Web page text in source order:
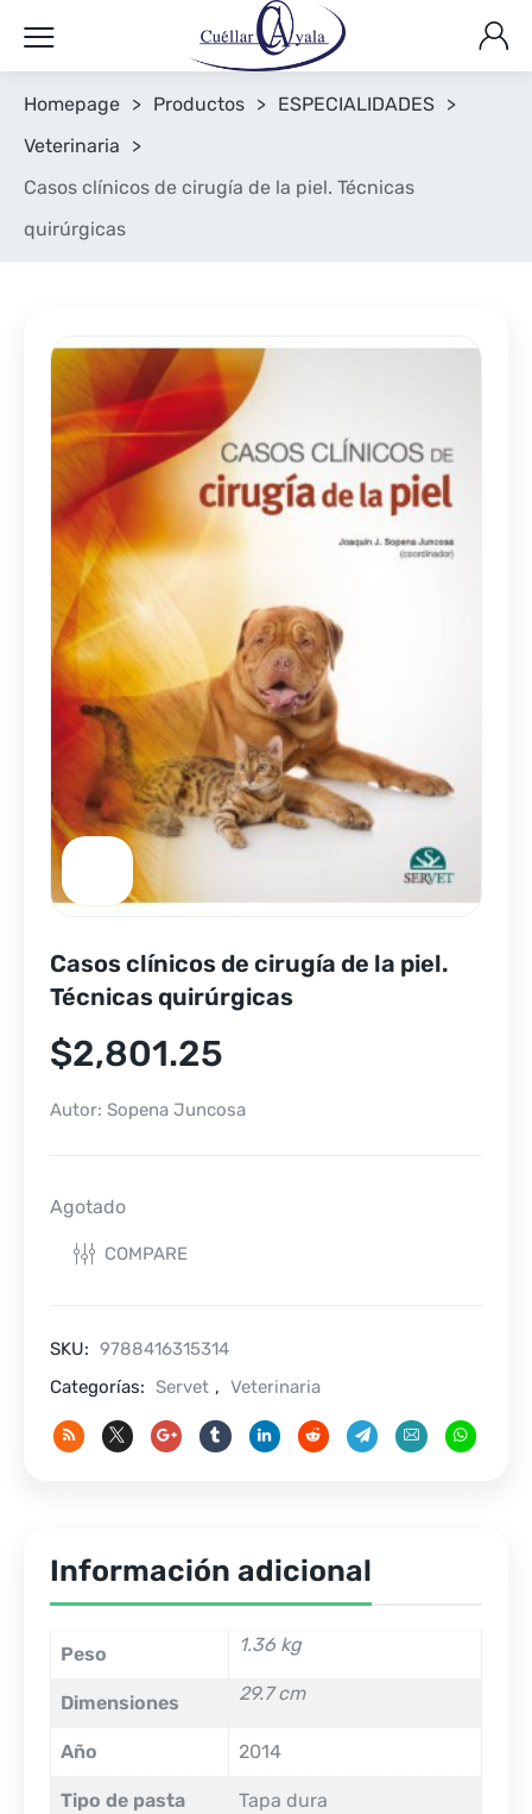
Homepage > Productos > ESPECIALIDADES >
Veterinaria
>
Casos clínicos de cirugía de la piel. Técnicas
quirúrgicas
Casos clínicos de cirugía de la piel.
Técnicas quirúrgicas
$2,801.25
Autor: Sopena Juncosa
Agotado
COMPARE
SKU: 9788416315314
Categorías: Servet , Veterinaria
Información adicional
Peso 1.36 kg
Dimensiones 29.7 cm
Año 2014
Tipo de pasta Tapa dura